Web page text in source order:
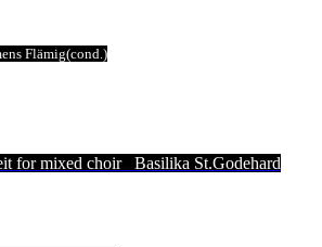
Flämig(cond.)
for mixed choir Basilika St.Godehard